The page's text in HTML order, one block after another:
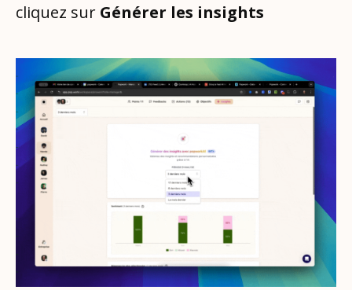
cliquez sur Générer les insights